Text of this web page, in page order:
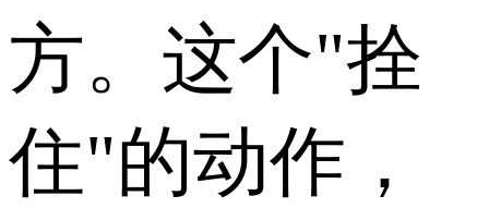
方。这个"拴
住"的动作，